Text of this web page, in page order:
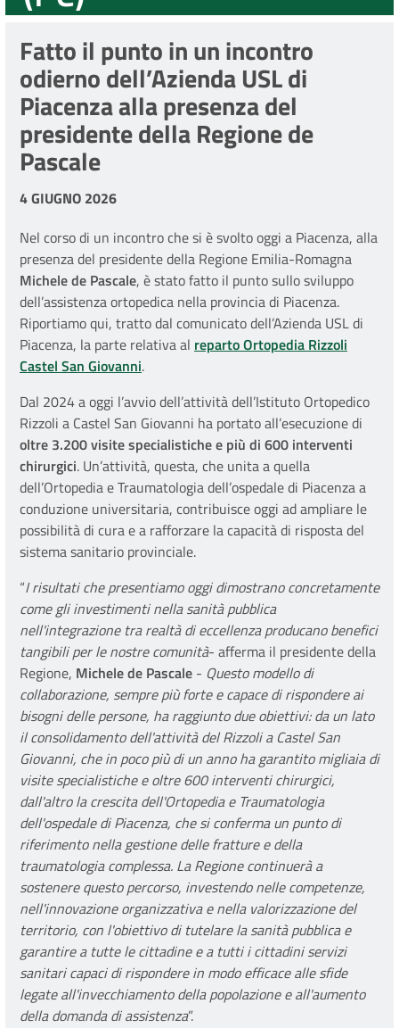
Fatto il punto in un incontro
odierno dell’Azienda USL di
Piacenza alla presenza del
presidente della Regione de
Pascale
4 GIUGNO 2026
Nel corso di un incontro che si è svolto oggi a Piacenza, alla
presenza del presidente della Regione Emilia-Romagna
Michele de Pascale, è stato fatto il punto sullo sviluppo
dell’assistenza ortopedica nella provincia di Piacenza.
Riportiamo qui, tratto dal comunicato dell’Azienda USL di
Piacenza, la parte relativa al reparto Ortopedia Rizzoli
Castel San Giovanni.
Dal 2024 a oggi l’avvio dell’attività dell’Istituto Ortopedico
Rizzoli a Castel San Giovanni ha portato all’esecuzione di
oltre 3.200 visite specialistiche e più di 600 interventi
chirurgici. Un’attività, questa, che unita a quella
dell’Ortopedia e Traumatologia dell’ospedale di Piacenza a
conduzione universitaria, contribuisce oggi ad ampliare le
possibilità di cura e a rafforzare la capacità di risposta del
sistema sanitario provinciale.
“I risultati che presentiamo oggi dimostrano concretamente
come gli investimenti nella sanità pubblica
nell'integrazione tra realtà di eccellenza producano benefici
tangibili per le nostre comunità- afferma il presidente della
Regione, Michele de Pascale - Questo modello di
collaborazione, sempre più forte e capace di rispondere ai
bisogni delle persone, ha raggiunto due obiettivi: da un lato
il consolidamento dell'attività del Rizzoli a Castel San
Giovanni, che in poco più di un anno ha garantito migliaia di
visite specialistiche e oltre 600 interventi chirurgici,
dall'altro la crescita dell'Ortopedia e Traumatologia
dell'ospedale di Piacenza, che si conferma un punto di
riferimento nella gestione delle fratture e della
traumatologia complessa. La Regione continuerà a
sostenere questo percorso, investendo nelle competenze,
nell'innovazione organizzativa e nella valorizzazione del
territorio, con l'obiettivo di tutelare la sanità pubblica e
garantire a tutte le cittadine e a tutti i cittadini servizi
sanitari capaci di rispondere in modo efficace alle sfide
legate all'invecchiamento della popolazione e all'aumento
della domanda di assistenza”.